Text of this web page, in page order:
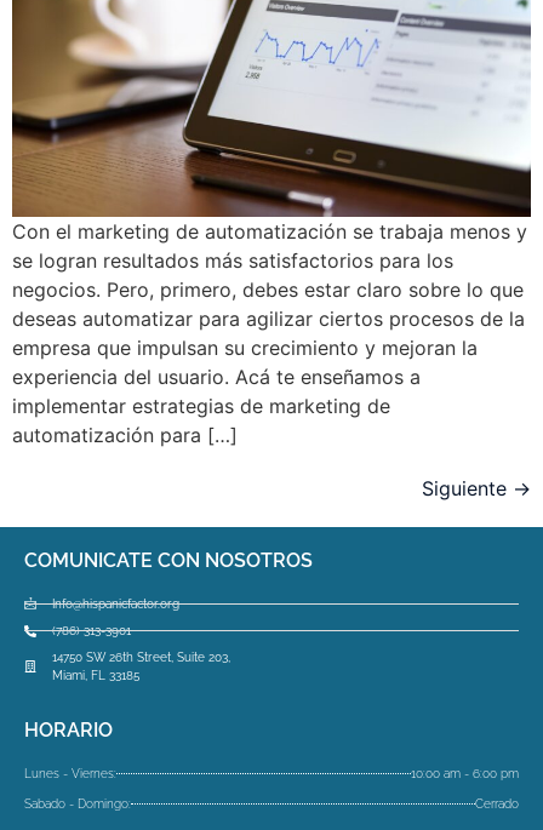
Con el marketing de automatización se trabaja menos y
se logran resultados más satisfactorios para los
negocios. Pero, primero, debes estar claro sobre lo que
deseas automatizar para agilizar ciertos procesos de la
empresa que impulsan su crecimiento y mejoran la
experiencia del usuario. Acá te enseñamos a
implementar estrategias de marketing de
automatización para […]
Siguiente →
COMUNICATE CON NOSOTROS
Info@hispanicfactor.org
(786) 313-3901
14750 SW 26th Street, Suite 203,
Miami, FL 33185
HORARIO
Lunes - Viernes: 10:00 am - 6:00 pm
Sabado - Domingo: Cerrado